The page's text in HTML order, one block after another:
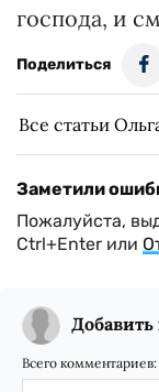
господа, и
Поделиться
Все статьи
Заметили
Пожалуйста,
Ctrl+Enter или
Всего комментариев: